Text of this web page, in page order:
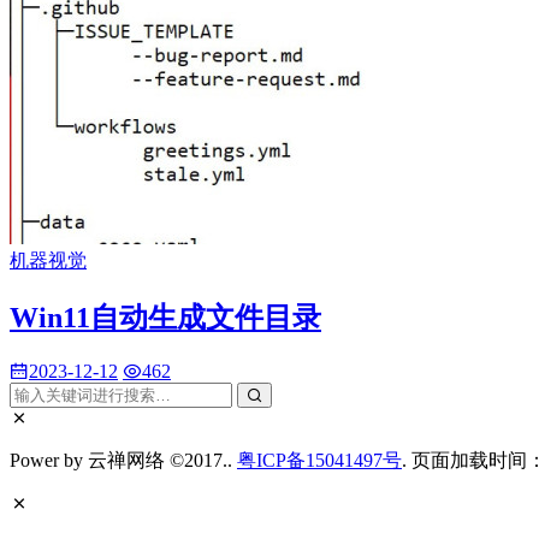
机器视觉
Win11自动生成文件目录
2023-12-12 462
Power by 云禅网络 ©2017.. 粤ICP备15041497号. 页面加载时间